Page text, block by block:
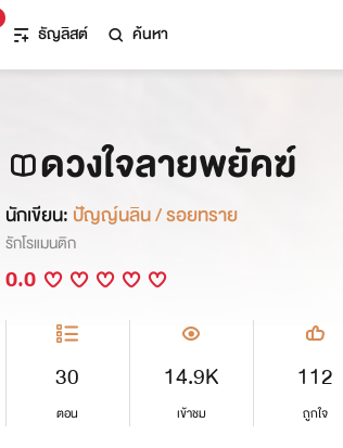
ธัญลิสต์ ค้นหา
ดวงใจลายพยัคฆ์
นักเขียน: ปัญญ์นลิน / รอยทราย
รักโรแมนติก
0.0
30
ตอน
14.9K
เข้าชม
112
ถูกใจ